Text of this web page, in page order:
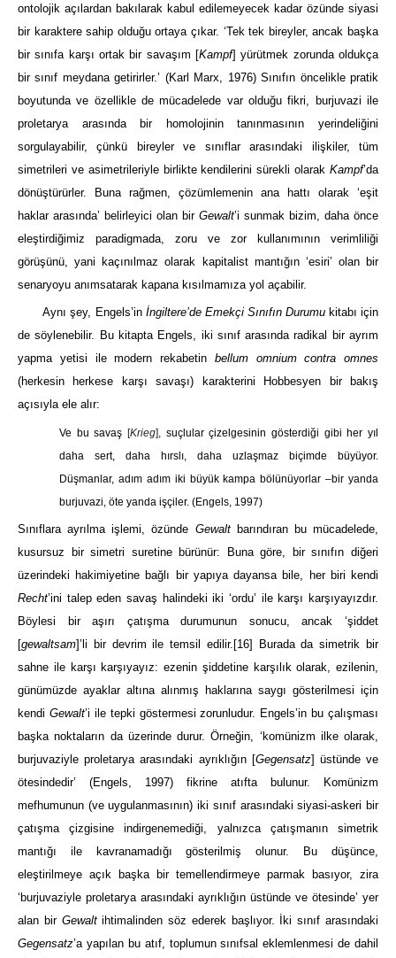
ontolojik açılardan bakılarak kabul edilemeyecek kadar özünde siyasi
bir karaktere sahip olduğu ortaya çıkar. ‘Tek tek bireyler, ancak başka
bir sınıfa karşı ortak bir savaşım [Kampf] yürütmek zorunda oldukça
bir sınıf meydana getirirler.’ (Karl Marx, 1976)Sınıfın öncelikle pratik
boyutunda ve özellikle de mücadelede var olduğu fikri, burjuvazi ile
proletarya arasında bir homolojinin tanınmasının yerindeliğini
sorgulayabilir, çünkü bireyler ve sınıflar arasındaki ilişkiler, tüm
simetrileri ve asimetrileriyle birlikte kendilerini sürekli olarak Kampf’da
dönüştürürler. Buna rağmen, çözümlemenin ana hattı olarak ‘eşit
haklar arasında’ belirleyici olan bir Gewalt’i sunmak bizim, daha önce
eleştirdiğimiz paradigmada, zoru ve zor
kullanımının verimliliği
görüşünü, yani kaçınılmaz olarak kapitalist mantığın ‘esiri’ olan bir
senaryoyu anımsatarak kapana kısılmamıza yol açabilir.
Aynı şey, Engels’in İngiltere’de Emekçi Sınıfın Durumu kitabı için
de söylenebilir. Bu kitapta Engels, iki sınıf arasında radikal bir ayrım
yapma yetisi ile modern rekabetin bellum omnium contra omnes
(herkesin herkese karşı savaşı) karakterini Hobbesyen bir bakış
açısıyla ele alır:
Ve bu savaş[Krieg], suçlular çizelgesinin gösterdiği gibi her yıl
daha sert, daha hırslı, daha uzlaşmaz biçimde büyüyor.
Düşmanlar, adım adım iki büyük kampa bölünüyorlar ‒bir yanda
burjuvazi, öte yanda işçiler.(Engels, 1997)
Sınıflara ayrılma işlemi, özünde Gewaltbarındıran bu mücadelede,
kusursuz bir simetri suretine bürünür: Buna göre, bir sınıfın diğeri
üzerindeki hakimiyetine bağlı bir yapıya dayansa bile, her biri kendi
Recht’ini talep eden savaş halindeki iki ‘ordu’ ile karşı karşıyayızdır.
Böylesi bir aşırı çatışma durumunun sonucu, ancak ‘şiddet
[gewaltsam]’li bir devrim ile temsil edilir. [16]
Burada da simetrik bir
sahne ile karşı karşıyayız: ezenin şiddetine karşılık olarak, ezilenin,
günümüzde ayaklar altına alınmış haklarına saygı gösterilmesi için
kendi Gewalt’i ile tepki göstermesi zorunludur. Engels’in bu çalışması
başka noktaların da üzerinde durur. Örneğin, ‘komünizm ilke olarak,
burjuvaziyle proletarya arasındaki ayrıklığın [Gegensatz] üstünde ve
ötesindedir’ (Engels, 1997) fikrine atıfta bulunur. Komünizm
mefhumunun (ve uygulanmasının) iki sınıf arasındaki siyasi-askeri bir
çatışma çizgisine indirgenemediği, yalnızca çatışmanın simetrik
mantığı ile kavranamadığı gösterilmiş olunur. Bu düşünce,
eleştirilmeye açık başka bir temellendirmeye parmak basıyor, zira
‘burjuvaziyle proletarya arasındaki ayrıklığın üstünde ve ötesinde’ yer
alan bir Gewaltihtimalinden söz ederek başlıyor. İki sınıf arasındaki
Gegensatz’a yapılan bu atıf, toplumun sınıfsal eklemlenmesi de dahil